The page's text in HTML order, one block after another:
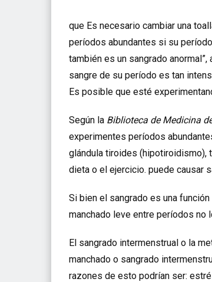
que Es necesario cambiar una
períodos abundantes si su
también es un sangrado
sangre de su período es tan
Es posible que esté
Según la Biblioteca de Medicina de
experimentes períodos
glándula tiroides (hipotiroidismo),
dieta o el ejercicio. puede causar
Si bien el sangrado es una
manchado leve entre períodos no
El sangrado intermenstrual o la
manchado o sangrado
razones de esto podrían ser: